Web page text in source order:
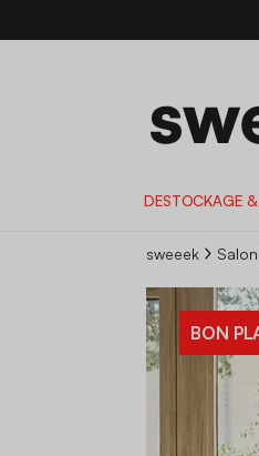
DESTOCKAGE
sweeek Salon
BON